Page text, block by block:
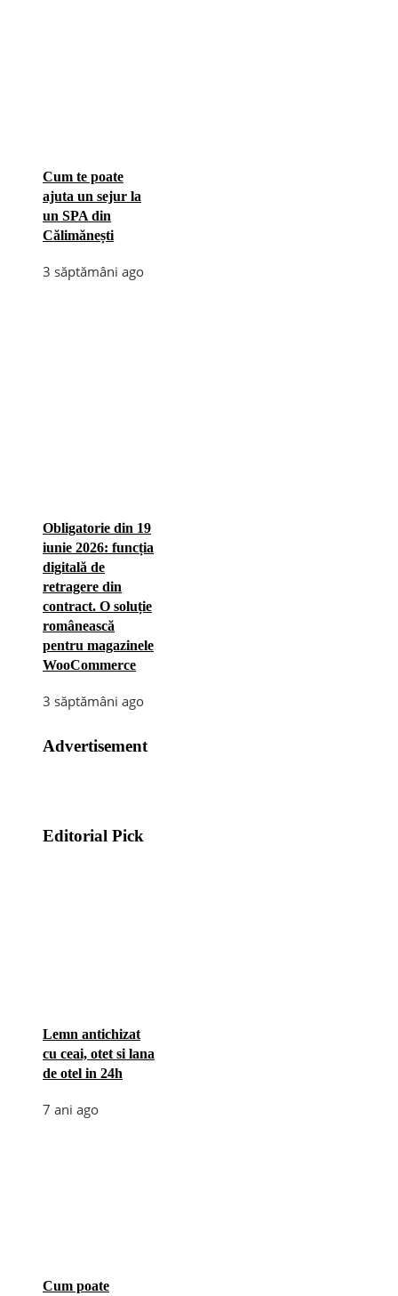
Cum te poate
ajuta un sejur la
un SPA din
Călimănești
3 săptămâni ago
Obligatorie din 19
iunie 2026: funcția
digitală de
retragere din
contract. O soluție
românească
pentru magazinele
WooCommerce
3 săptămâni ago
Advertisement
Editorial Pick
Lemn antichizat
cu ceai, otet si lana
de otel in 24h
7 ani ago
Cum poate